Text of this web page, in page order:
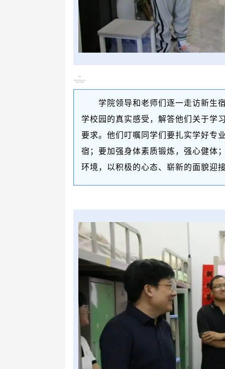
学院领导和老师们逐一走访新生
学校园的真实感受，解答他们关于学
要求。他们叮嘱同学们要扎实学好专
宿；要加强身体素质锻炼，强心健体
环境，以积极的心态、崭新的面貌迎